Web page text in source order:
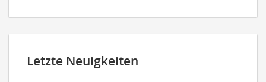
Letzte Neuigkeiten